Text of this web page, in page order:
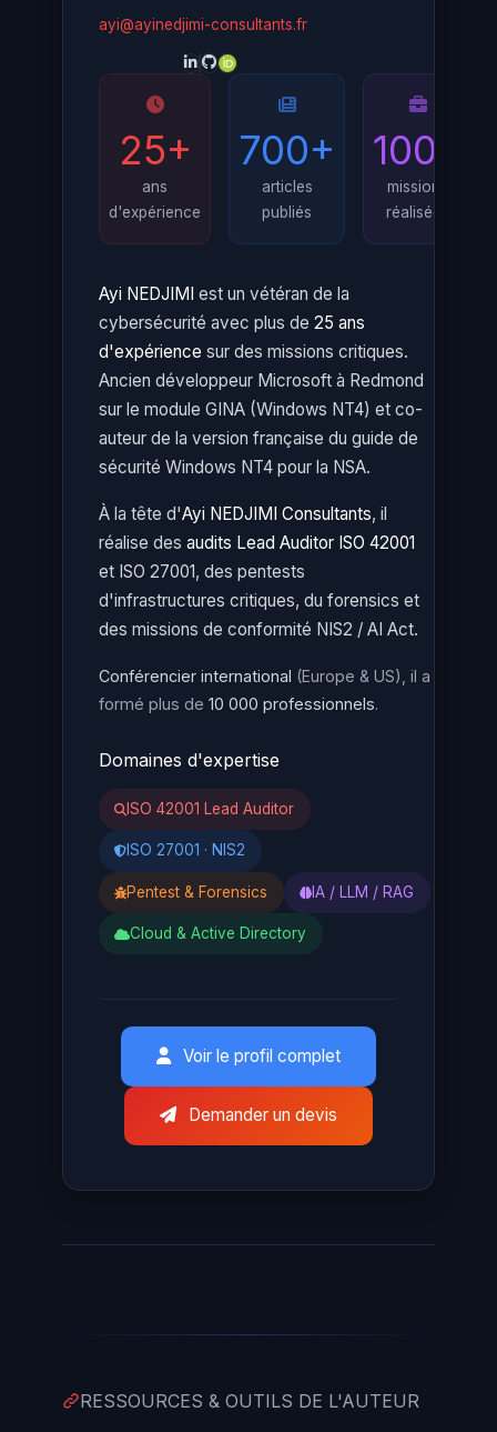
ayi@ayinedjimi-consultants.fr
25+
ans
d'expérience
700+
articles
publiés
100+
missions
réalisées
Ayi NEDJIMI est un vétéran de la
cybersécurité avec plus de 25 ans
d'expérience sur des missions critiques.
Ancien développeur Microsoft à Redmond
sur le module GINA (Windows NT4) et co-
auteur de la version française du guide de
sécurité Windows NT4 pour la NSA.
À la tête d'Ayi NEDJIMI Consultants, il
réalise des audits Lead Auditor ISO 42001
et ISO 27001, des pentests
d'infrastructures critiques, du forensics et
des missions de conformité NIS2 / AI Act.
Conférencier international (Europe & US), il a
formé plus de 10 000 professionnels.
Domaines d'expertise
ISO 42001 Lead Auditor
ISO 27001 · NIS2
Pentest & Forensics IA / LLM / RAG
Cloud & Active Directory
Voir le profil complet
Demander un devis
RESSOURCES & OUTILS DE L'AUTEUR